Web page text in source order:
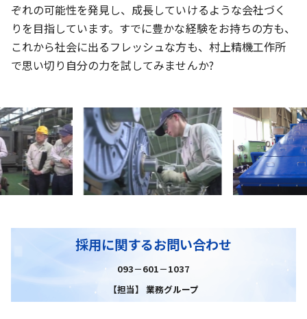
ぞれの可能性を発見し、成長していけるような会社づく
りを目指しています。すでに豊かな経験をお持ちの方も、
これから社会に出るフレッシュな方も、村上精機工作所
で思い切り自分の力を試してみませんか?
採用に関するお問い合わせ
093－601－1037
【担当】 業務グループ